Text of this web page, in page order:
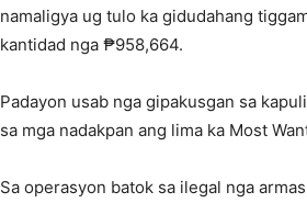
namaligya ug tulo ka gidudahang
kantidad nga ₱958,664.
Padayon usab nga gipakusgan sa
sa mga nadakpan ang lima ka Most
Sa operasyon batok sa ilegal nga